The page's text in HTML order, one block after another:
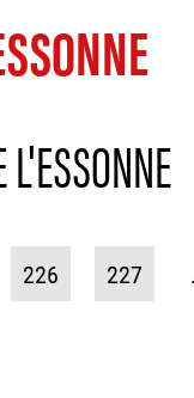
226 227